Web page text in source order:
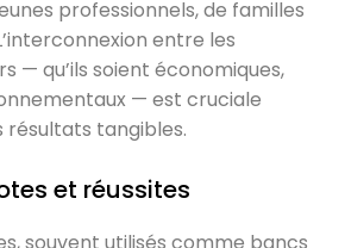
professionnels, de familles
entre les
— qu’ils soient économiques,
— est cruciale
résultats tangibles.
et réussites
souvent utilisés comme bancs